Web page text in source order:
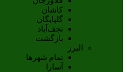
کاشان
گلپايگان
نجف‌آباد
بازگشت
البرز
تمام شهر‌ها
آسارا